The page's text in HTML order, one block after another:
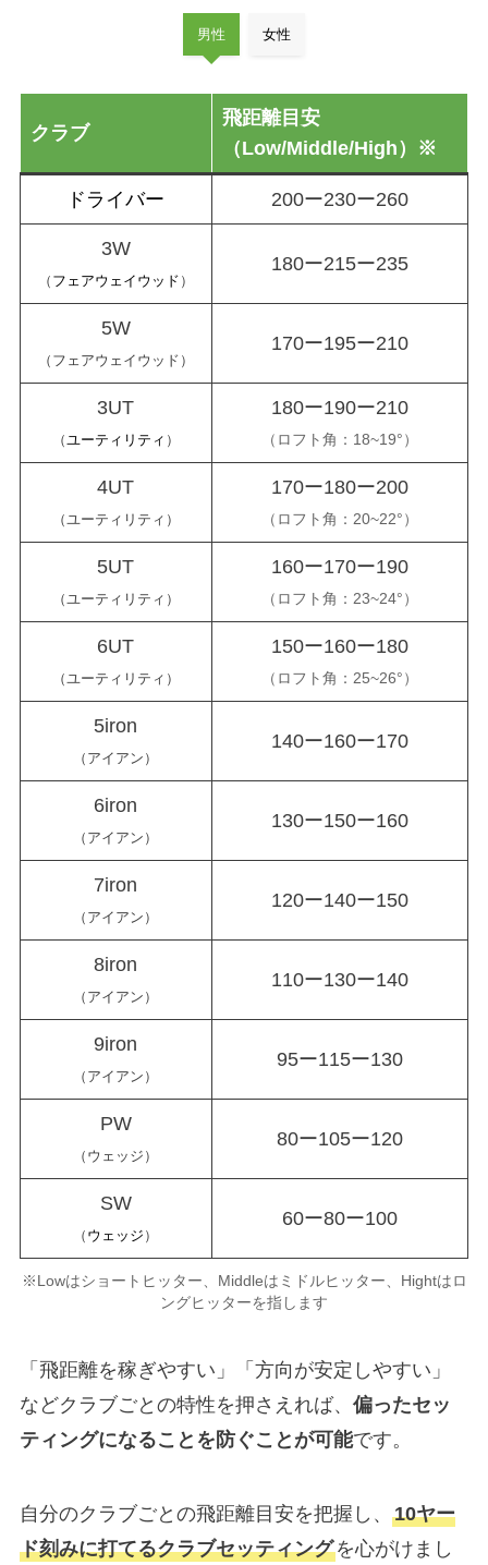
男性 女性
クラブ
飛距離目安
（Low/Middle/High）※
ドライバー 200ー230ー260
3W
（ フェアウェイウッド ）
180ー215ー235
5W
（フェアウェイウッド）
170ー195ー210
3UT
（ ユーティリティ ）
180ー190ー210
（ロフト角：18~19°）
4UT
（ユーティリティ）
170ー180ー200
（ロフト角：20~22°）
5UT
（ユーティリティ）
160ー170ー190
（ロフト角：23~24°）
6UT
（ユーティリティ）
150ー160ー180
（ロフト角：25~26°）
5iron
（アイアン）
140ー160ー170
6iron
（ アイアン）
130ー150ー160
7iron
（アイアン）
120ー140ー150
8iron
（アイアン）
110ー130ー140
9iron
（アイアン）
95ー115ー130
PW
（ウェッジ）
80ー105ー120
SW
（ ウェッジ ）
60ー80ー100
※Lowはショートヒッター、Middleはミドルヒッター、Hightはロ
ングヒッターを指します
「飛距離を稼ぎやすい」「方向が安定しやすい」
などクラブごとの特性を押さえれば、 偏ったセッ
ティングになることを防ぐことが可能です。
自分のクラブごとの飛距離目安を把握し、 10ヤー
ド刻みに打てるクラブセッティングを心がけまし